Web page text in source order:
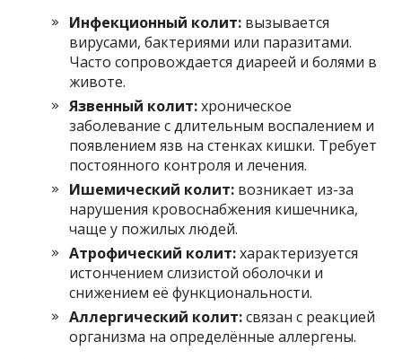
Инфекционный колит: вызывается
вирусами, бактериями или паразитами.
Часто сопровождается диареей и болями в
животе.
Язвенный колит:хроническое
заболевание с длительным воспалением и
появлением язв на стенках кишки. Требует
постоянного контроля и лечения.
Ишемический колит: возникает из-за
нарушения кровоснабжения кишечника,
чаще у пожилых людей.
Атрофический колит:характеризуется
истончением слизистой оболочки и
снижением её функциональности.
Аллергический колит:связан с реакцией
организма на определённые аллергены.